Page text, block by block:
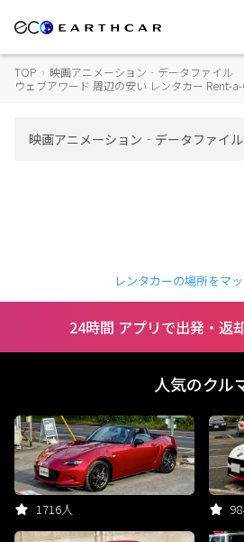
TOP › 映画アニメーション‐データファイル
ウェブアワード 周辺の安い レンタカー Rent-
レンタカーの場所をマ
24時間 アプリで出発・返
人気のクル
1716人